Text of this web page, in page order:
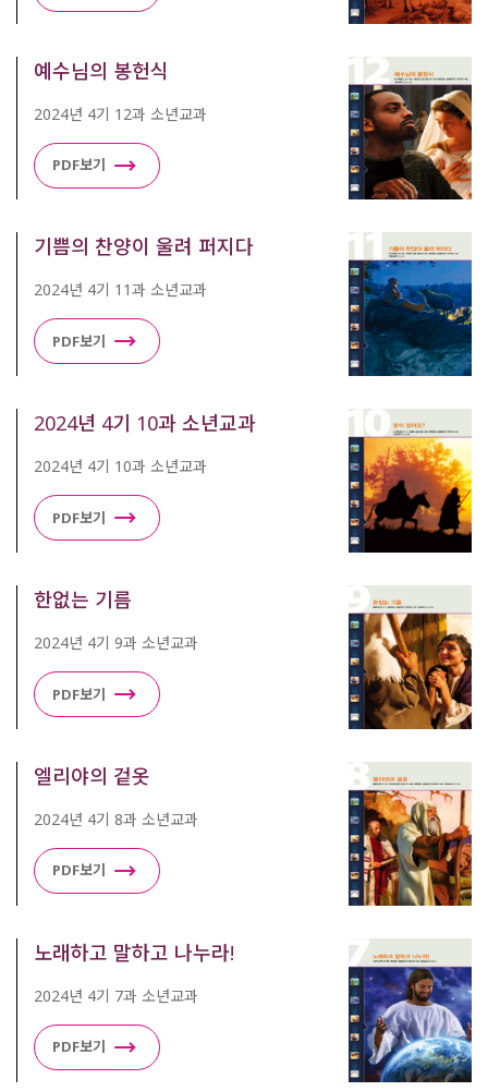
예수님의 봉헌식
2024년 4기 12과 소년교과
PDF보기
기쁨의 찬양이 울려 퍼지다
2024년 4기 11과 소년교과
PDF보기
2024년 4기 10과 소년교과
2024년 4기 10과 소년교과
PDF보기
한없는 기름
2024년 4기 9과 소년교과
PDF보기
엘리야의 겉옷
2024년 4기 8과 소년교과
PDF보기
노래하고 말하고 나누라!
2024년 4기 7과 소년교과
PDF보기